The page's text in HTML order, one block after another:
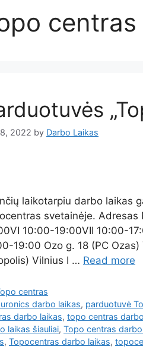
2022 by Darbo Laikas
laikotarpiu darbo laikas
svetainėje.
10:00-19:00VII 10:00-
19:00 Ozo g. 18 (PC
Vilnius I … Read more
centras
darbo laikas, parduotuvė
darbo laikas, topo centras
laikas šiauliai, Topo centras
, Topocentras darbo laikas,